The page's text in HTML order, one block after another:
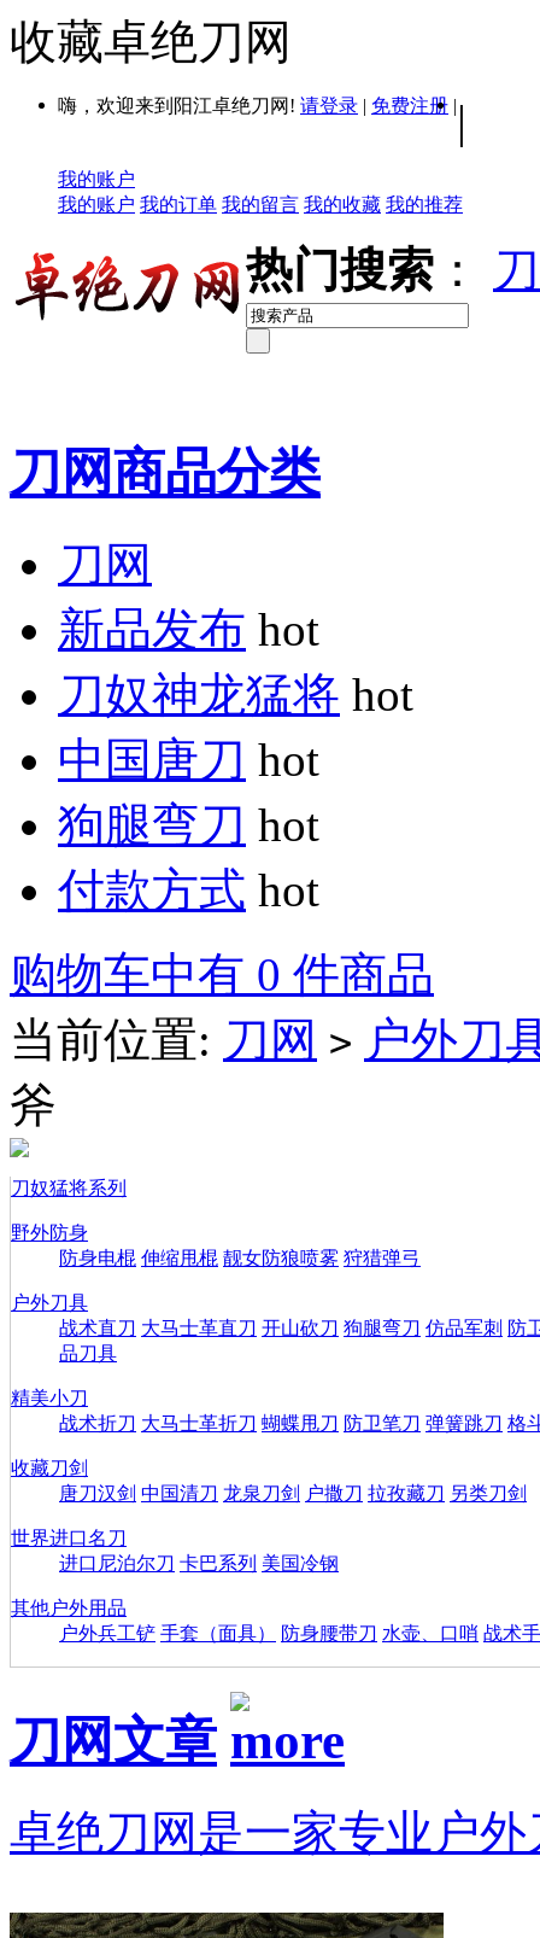
收藏卓绝刀网
嗨，欢迎来到阳江卓绝刀网! 请登录 | 免费注册 | |
我的账户
我的账户 我的订单 我的留言 我的收藏 我的推荐
热门搜索 ：
刀网商品分类
刀网
新品发布 hot
刀奴神龙猛将 hot
中国唐刀 hot
狗腿弯刀 hot
付款方式 hot
购物车中有 0 件商品
当前位置: 刀网 > 户外刀
斧
刀奴猛将系列
野外防身
防身电棍 伸缩甩棍 靓女防狼喷雾 狩猎弹弓
户外刀具
战术直刀 大马士革直刀 开山砍刀 狗腿弯刀 仿品军刺 防
品刀具
精美小刀
战术折刀 大马士革折刀 蝴蝶甩刀 防卫笔刀 弹簧跳刀 格
收藏刀剑
唐刀汉剑 中国清刀 龙泉刀剑 户撒刀 拉孜藏刀 另类刀剑
世界进口名刀
进口尼泊尔刀 卡巴系列 美国冷钢
其他户外用品
户外兵工铲 手套（面具） 防身腰带刀 水壶、口哨 战术
刀网文章
卓绝刀网是一家专业户